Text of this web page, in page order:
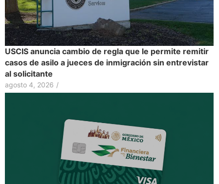
USCIS anuncia cambio de regla que le permite remitir
casos de asilo a jueces de inmigración sin entrevistar
al solicitante
agosto 4, 2026 /